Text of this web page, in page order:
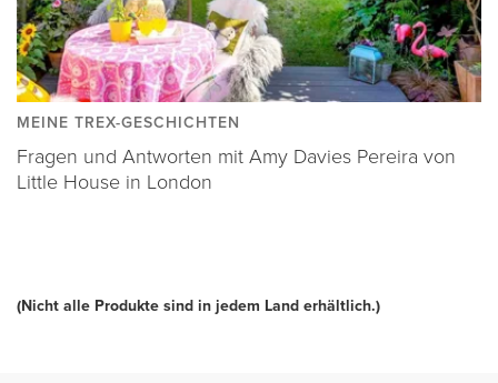
MEINE TREX-GESCHICHTEN
Fragen und Antworten mit Amy Davies Pereira von
Little House in London
(Nicht alle Produkte sind in jedem Land erhältlich.)